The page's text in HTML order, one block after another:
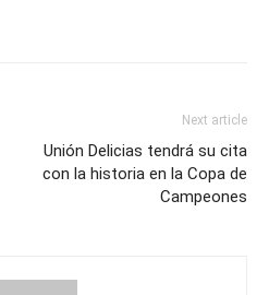
Next article
Unión Delicias tendrá su cita
con la historia en la Copa de
Campeones